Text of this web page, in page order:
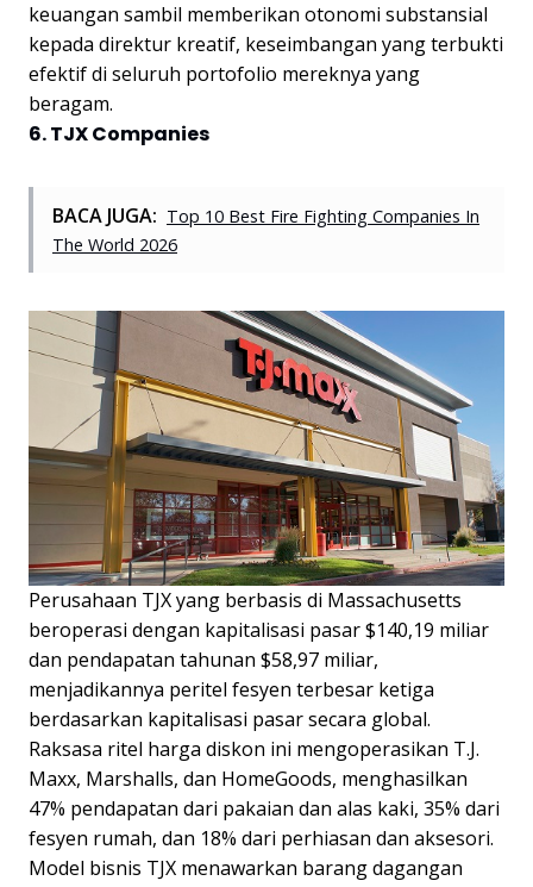
keuangan sambil memberikan otonomi substansial
kepada direktur kreatif, keseimbangan yang terbukti
efektif di seluruh portofolio mereknya yang
beragam.
6. TJX Companies
BACA JUGA: Top 10 Best Fire Fighting Companies In
The World 2026
Perusahaan TJX yang berbasis di Massachusetts
beroperasi dengan kapitalisasi pasar $140,19 miliar
dan pendapatan tahunan $58,97 miliar,
menjadikannya peritel fesyen terbesar ketiga
berdasarkan kapitalisasi pasar secara global.
Raksasa ritel harga diskon ini mengoperasikan T.J.
Maxx, Marshalls, dan HomeGoods, menghasilkan
47% pendapatan dari pakaian dan alas kaki, 35% dari
fesyen rumah, dan 18% dari perhiasan dan aksesori.
Model bisnis TJX menawarkan barang dagangan